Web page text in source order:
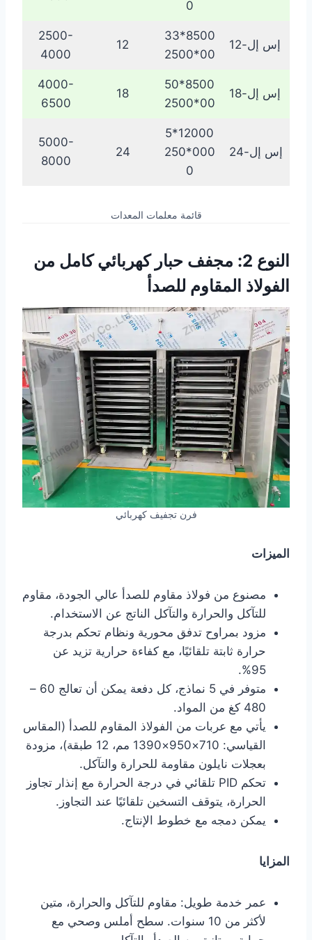
0
إس إل-12
8500*33
00*2500
12
2500-
4000
إس إل-18
8500*50
00*2500
18
4000-
6500
إس إل-24
12000*5
000*250
0
24
5000-
8000
قائمة معلمات المعدات
النوع 2: مجفف حبار كهربائي كامل من
الفولاذ المقاوم للصدأ
فرن تجفيف كهربائي
الميزات
مصنوع من فولاذ مقاوم للصدأ عالي الجودة، مقاوم
للتآكل والحرارة والتآكل الناتج عن الاستخدام.
مزود بمراوح تدفق محورية ونظام تحكم بدرجة
حرارة ثابتة تلقائيًا، مع كفاءة حرارية تزيد عن
95%.
متوفر في 5 نماذج، كل دفعة يمكن أن تعالج 60 –
480 كغ من المواد.
يأتي مع عربات من الفولاذ المقاوم للصدأ (المقاس
القياسي: 710×950×1390 مم، 12 طبقة)، مزودة
بعجلات نايلون مقاومة للحرارة والتآكل.
تحكم PID تلقائي في درجة الحرارة مع إنذار تجاوز
الحرارة، يتوقف التسخين تلقائيًا عند التجاوز.
يمكن دمجه مع خطوط الإنتاج.
المزايا
عمر خدمة طويل: مقاوم للتآكل والحرارة، متين
لأكثر من 10 سنوات. سطح أملس وصحي مع